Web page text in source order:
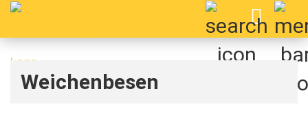
Weichenbesen